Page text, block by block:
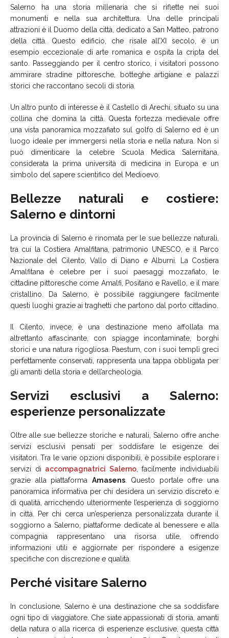
Salerno ha una storia millenaria che si riflette nei suoi
monumenti e nella sua architettura. Una delle principali
attrazioni è il Duomo della città, dedicato a San Matteo, patrono
della città. Questo edificio, che risale all’XI secolo, è un
esempio eccezionale di arte romanica e ospita la cripta del
santo. Passeggiando per il centro storico, i visitatori possono
ammirare stradine pittoresche, botteghe artigiane e palazzi
storici che raccontano secoli di storia.
Un altro punto di interesse è il Castello di Arechi, situato su una
collina che domina la città. Questa fortezza medievale offre
una vista panoramica mozzafiato sul golfo di Salerno ed è un
luogo ideale per immergersi nella storia e nella natura. Non si
può dimenticare la celebre Scuola Medica Salernitana,
considerata la prima università di medicina in Europa e un
simbolo del sapere scientifico del Medioevo.
Bellezze naturali e costiere:
Salerno e dintorni
La provincia di Salerno è rinomata per le sue bellezze naturali,
tra cui la Costiera Amalfitana, patrimonio UNESCO, e il Parco
Nazionale del Cilento, Vallo di Diano e Alburni. La Costiera
Amalfitana è celebre per i suoi paesaggi mozzafiato, le
cittadine pittoresche come Amalfi, Positano e Ravello, e il mare
cristallino. Da Salerno, è possibile raggiungere facilmente
questi luoghi grazie ai traghetti che partono dal porto cittadino.
Il Cilento, invece, è una destinazione meno affollata ma
altrettanto affascinante, con spiagge incontaminate, borghi
storici e una natura rigogliosa. Paestum, con i suoi templi greci
perfettamente conservati, rappresenta una tappa obbligata per
gli amanti della storia e dell’archeologia.
Servizi esclusivi a Salerno:
esperienze personalizzate
Oltre alle sue bellezze storiche e naturali, Salerno offre anche
servizi esclusivi pensati per soddisfare le esigenze dei
visitatori. Tra le varie opzioni disponibili, è possibile esplorare i
servizi di accompagnatrici Salerno, facilmente individuabili
grazie alla piattaforma Amasens. Questo portale offre una
panoramica informativa per chi desidera un servizio discreto e
di qualità, arricchendo ulteriormente l’esperienza di soggiorno
in città. Per chi cerca un’esperienza personalizzata durante il
soggiorno a Salerno, piattaforme dedicate al benessere e alla
compagnia rappresentano una risorsa utile, offrendo
informazioni utili e aggiornate per rispondere a esigenze
specifiche con discrezione e qualità.
Perché visitare Salerno
In conclusione, Salerno è una destinazione che sa soddisfare
ogni tipo di viaggiatore. Che siate appassionati di storia, amanti
della natura o alla ricerca di esperienze esclusive, questa città